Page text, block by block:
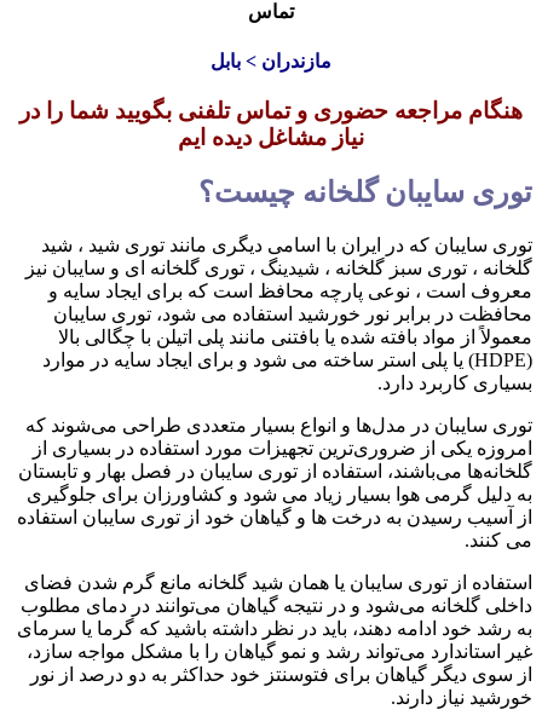
تماس
مازندران > بابل
هنگام مراجعه حضوری و تماس تلفنی بگویید شما را در
نیاز مشاغل دیده ایم
توری سایبان گلخانه چیست؟
توری سایبان که در ایران با اسامی دیگری مانند توری شید ، شید
گلخانه ، توری سبز گلخانه ، شیدینگ ، توری گلخانه ای و سایبان نیز
معروف است ، نوعی پارچه محافظ است که برای ایجاد سایه و
محافظت در برابر نور خورشید استفاده می شود، توری سایبان
معمولاً از مواد بافته شده یا بافتنی مانند پلی اتیلن با چگالی بالا
(HDPE) یا پلی استر ساخته می شود و برای ایجاد سایه در موارد
بسیاری کاربرد دارد.
توری سایبان در مدل‌ها و انواع بسیار متعددی طراحی می‌شوند که
امروزه یکی از ضروری‌ترین تجهیزات مورد استفاده در بسیاری از
گلخانه‌ها می‌باشند، استفاده از توری سایبان در فصل بهار و تابستان
به دلیل گرمی هوا بسیار زیاد می شود و کشاورزان برای جلوگیری
از آسیب رسیدن به درخت ها و گیاهان خود از توری سایبان استفاده
می کنند.
استفاده از توری سایبان یا همان شید گلخانه مانع گرم شدن فضای
داخلی گلخانه می‌شود و در نتیجه گیاهان می‌توانند در دمای مطلوب
به رشد خود ادامه دهند، باید در نظر داشته باشید که گرما یا سرمای
غیر استاندارد می‌تواند رشد و نمو گیاهان را با مشکل مواجه سازد،
از سوی دیگر گیاهان برای فتوسنتز خود حداکثر به دو درصد از نور
خورشید نیاز دارند.